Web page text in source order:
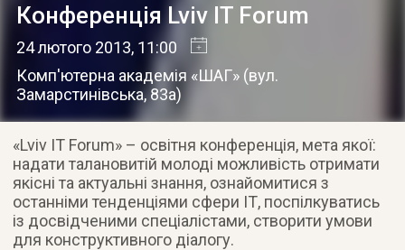
Конференція Lviv IT Forum
24 лютого 2013, 11:00
Комп'ютерна академія «ШАГ» (вул.
Замарстинівська, 83a)
«Lviv IT Forum» – освітня конференція, мета якої:
надати талановитій молоді можливість отримати
якісні та актуальні знання, ознайомитися з
останніми тенденціями сфери ІТ, поспілкуватись
із досвідченими спеціалістами, створити умови
для конструктивного діалогу.